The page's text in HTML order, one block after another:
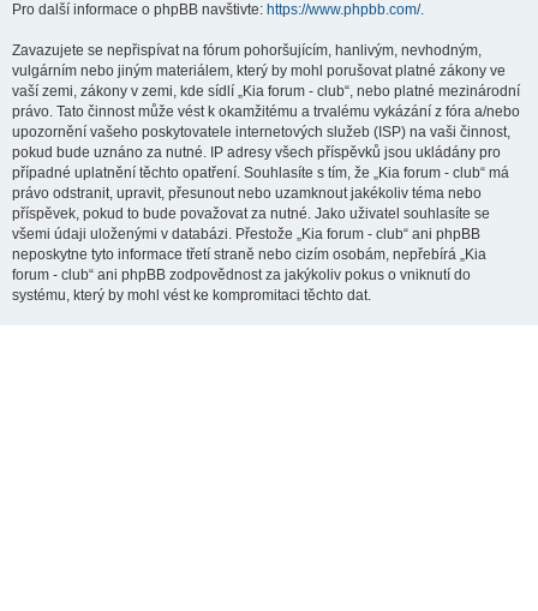
Pro další informace o phpBB navštivte: https://www.phpbb.com/.
Zavazujete se nepřispívat na fórum pohoršujícím, hanlivým, nevhodným,
vulgárním nebo jiným materiálem, který by mohl porušovat platné zákony ve
vaší zemi, zákony v zemi, kde sídlí „Kia forum - club“, nebo platné mezinárodní
právo. Tato činnost může vést k okamžitému a trvalému vykázání z fóra a/nebo
upozornění vašeho poskytovatele internetových služeb (ISP) na vaši činnost,
pokud bude uznáno za nutné. IP adresy všech příspěvků jsou ukládány pro
případné uplatnění těchto opatření. Souhlasíte s tím, že „Kia forum - club“ má
právo odstranit, upravit, přesunout nebo uzamknout jakékoliv téma nebo
příspěvek, pokud to bude považovat za nutné. Jako uživatel souhlasíte se
všemi údaji uloženými v databázi. Přestože „Kia forum - club“ ani phpBB
neposkytne tyto informace třetí straně nebo cizím osobám, nepřebírá „Kia
forum - club“ ani phpBB zodpovědnost za jakýkoliv pokus o vniknutí do
systému, který by mohl vést ke kompromitaci těchto dat.